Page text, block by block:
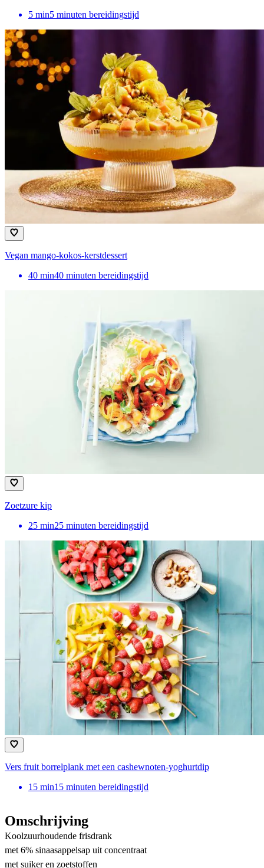
5 min5 minuten bereidingstijd
Vegan mango-kokos-kerstdessert
40 min40 minuten bereidingstijd
Zoetzure kip
25 min25 minuten bereidingstijd
Vers fruit borrelplank met een cashewnoten-yoghurtdip
15 min15 minuten bereidingstijd
Omschrijving
Koolzuurhoudende frisdrank
met 6% sinaasappelsap uit concentraat
met suiker en zoetstoffen